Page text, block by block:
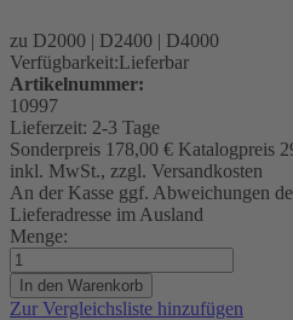
zu D2000 | D2400 | D4000
Verfügbarkeit:Lieferbar
Artikelnummer:
10997
Lieferzeit: 2-3 Tage
Sonderpreis 178,00 € Katalogpreis
inkl. MwSt., zzgl. Versandkosten
An der Kasse ggf. Abweichungen
Lieferadresse im Ausland
Menge:
In den Warenkorb
Zur Vergleichsliste hinzufügen